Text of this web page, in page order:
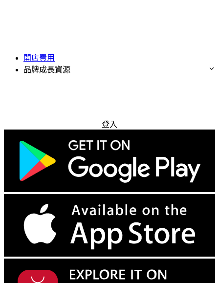
開店費用
品牌成長資源
登入